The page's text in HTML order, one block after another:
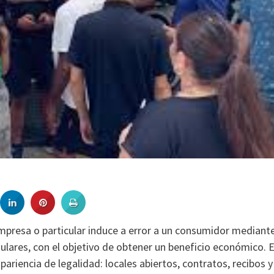
o particular induce a error a un consumidor
con el objetivo de obtener un beneficio económico.
de legalidad: locales abiertos, contratos, recibos y